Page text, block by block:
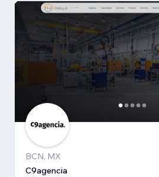
BCN, MX
C9agencia